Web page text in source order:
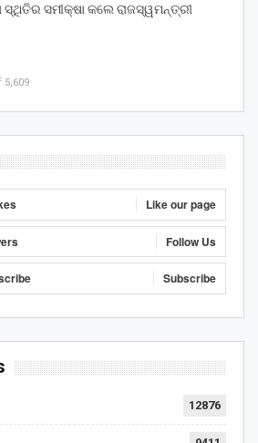
ସ୍ଥିତିର ସମୀକ୍ଷା କଲେ ରାଜସ୍ୱମନ୍ତ୍ରୀ
5,609
Like our page
Follow Us
Subscribe
12876